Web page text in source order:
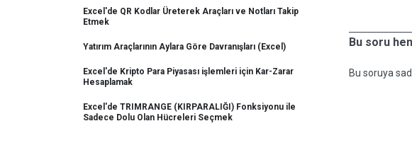
Excel'de QR Kodlar Üreterek Araçları ve Notları Takip
Etmek
Yatırım Araçlarının Aylara Göre Davranışları (Excel)
Excel'de Kripto Para Piyasası işlemleri için Kar-Zarar
Hesaplamak
Excel'de TRIMRANGE (KIRPARALIĞI) Fonksiyonu ile
Sadece Dolu Olan Hücreleri Seçmek
Bu soru
Bu soruya